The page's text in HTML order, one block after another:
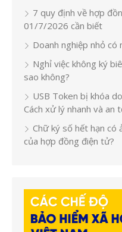
7 quy định về hợp
01/7/2026 cần biết
Doanh nghiệp nhỏ có
Nghỉ việc không ký
sao không?
USB Token bị khóa
Cách xử lý nhanh và an
Chữ ký số hết hạn có
của hợp đồng điện tử?